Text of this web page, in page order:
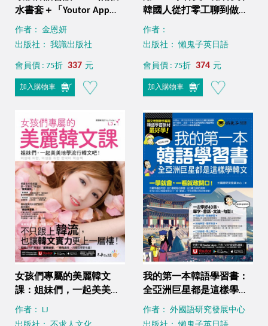
水書套＋「Youtor App」
內含VRP虛擬點讀筆）
作者： 金恩妍
出版社： 我識出版社
會員價 : 75折 337 元
加入購物車
韓國人從打零工聊到做阿
公（附MBTI線上測驗網站
＋「Youtor App」內含
作者：
出版社： 懶鬼子英日語
會員價 : 75折 374 元
加入購物車
女孩們專屬的美麗韓文
課：姐妹們，一起美美地
學流行韓文吧！（附贈
「Youtor App」內含VRP
作者： LJ
我的第一本韓語學習書：
全亞洲巨星都是這樣學韓
文（附贈40音發音與口形
影片＋「Youtor App」內
作者： 外國語研究發展中心